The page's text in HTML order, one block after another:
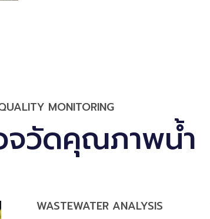
MONITORING
จวัดคุณภาพน้ำ
WASTEWATER ANALYSIS